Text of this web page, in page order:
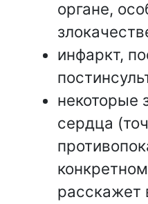
органе,
инфаркт,
некоторые
сердца
расскажет